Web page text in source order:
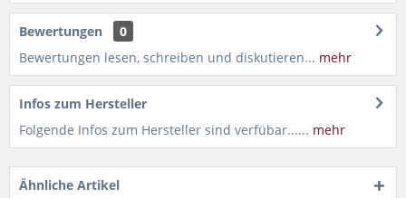
Bewertungen
0
Bewertungen lesen, schreiben und diskutieren... mehr
Infos zum Hersteller
Folgende Infos zum Hersteller sind verfübar...... mehr
Ähnliche Artikel